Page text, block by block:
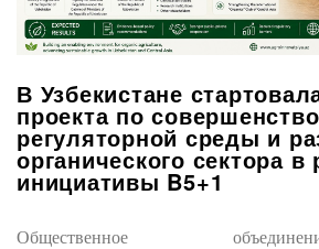
В Узбекистане
проекта по
регуляторной среды и
органического сектора в
инициативы B5+1
Общественное